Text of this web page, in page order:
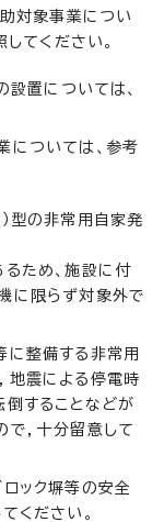
助対象事業につい
してください。
設置については、
ついては、参考
型の非常用自家発
ため、施設に付
に限らず対象外で
整備する非常用
地震による停電時
倒することなどが
，十分留意して
ック塀等の安全
ください。